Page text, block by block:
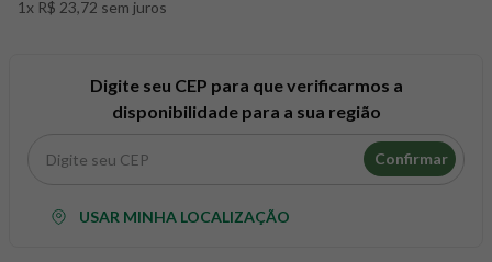
1x R$ 23,72 sem juros
Digite seu CEP para que verificarmos a
disponibilidade para a sua região
Confirmar
USAR MINHA LOCALIZAÇÃO
8º snack proteico mundo verde